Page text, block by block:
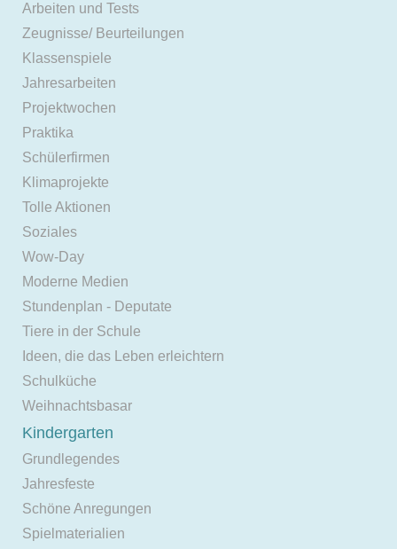
Arbeiten und Tests
Zeugnisse/ Beurteilungen
Klassenspiele
Jahresarbeiten
Projektwochen
Praktika
Schülerfirmen
Klimaprojekte
Tolle Aktionen
Soziales
Wow-Day
Moderne Medien
Stundenplan - Deputate
Tiere in der Schule
Ideen, die das Leben erleichtern
Schulküche
Weihnachtsbasar
Kindergarten
Grundlegendes
Jahresfeste
Schöne Anregungen
Spielmaterialien